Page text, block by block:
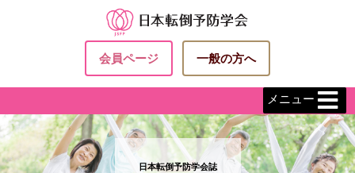
会員ページ 一般の方へ
メニュー
日本転倒予防学会誌